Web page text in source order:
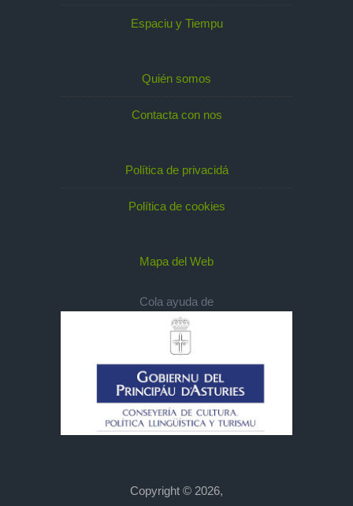
Espaciu y Tiempu
Quién somos
Contacta con nos
Política de privacidá
Política de cookies
Mapa del Web
Cola ayuda de
Copyright © 2026,